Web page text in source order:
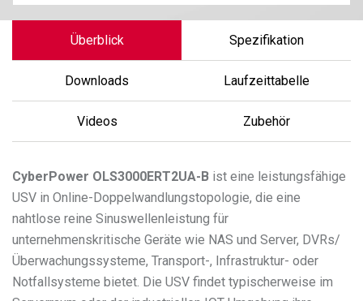
Überblick Spezifikation
Downloads Laufzeittabelle
Videos Zubehör
CyberPower OLS3000ERT2UA-B ist eine leistungsfähige
USV in Online-Doppelwandlungstopologie, die eine
nahtlose reine Sinuswellenleistung für
unternehmenskritische Geräte wie NAS und Server, DVRs/
Überwachungssysteme, Transport-, Infrastruktur- oder
Notfallsysteme bietet. Die USV findet typischerweise im